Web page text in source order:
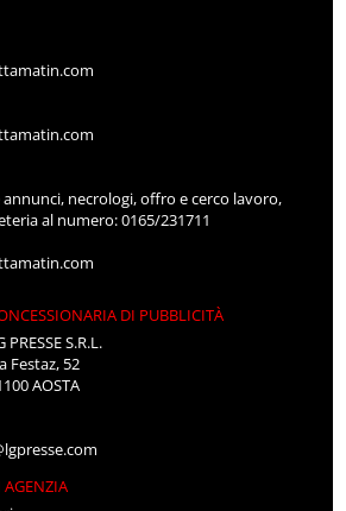
necrologi, offro e cerco lavoro,
al numero: 0165/231711
DI PUBBLICITÀ
PRESSE S.R.L.
Festaz, 52
AOSTA
AGENZIA